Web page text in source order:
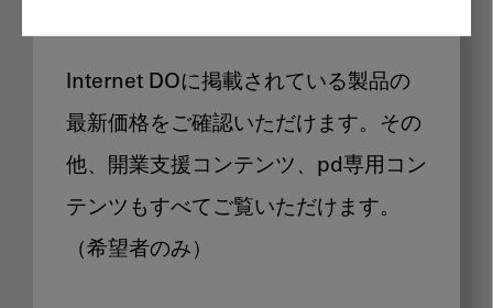
Internet DOに掲載されている製品の
最新価格をご確認いただけます。その
他、開業支援コンテンツ、pd専用コン
テンツもすべてご覧いただけます。
（希望者のみ）